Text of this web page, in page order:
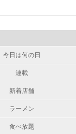
今日は何の日
連載
新着店舗
ラーメン
食べ放題